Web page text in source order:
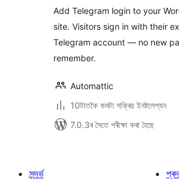
Add Telegram login to your
site. Visitors sign in with their
Telegram account — no new
remember.
Automattic
10টাতকৈ কমটা সক্ৰিয় ইনষ্টলেশ্যন
7.0.3ৰ সৈতে পৰীক্ষা কৰা হৈছে
সন্দৰ্ভ